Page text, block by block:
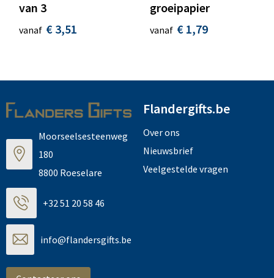
van 3
vanaf € 3,51
groeipapier
vanaf € 1,79
Moorseelsesteenweg
180
8800 Roeselare
+32 51 20 58 46
info@flandersgifts.be
Flandergifts.be
Over ons
Nieuwsbrief
Veelgestelde vragen